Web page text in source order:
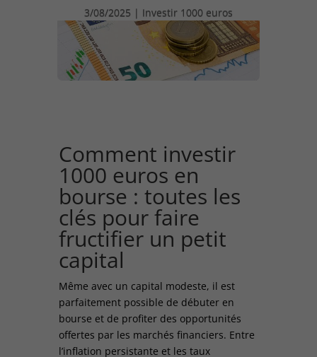
3/08/2025 | Investir 1000 euros
Comment investir
1000 euros en
bourse : toutes les
clés pour faire
fructifier un petit
capital
Même avec un capital modeste, il est
parfaitement possible de débuter en
bourse et de profiter des opportunités
offertes par les marchés financiers. Entre
l’inflation persistante et les taux